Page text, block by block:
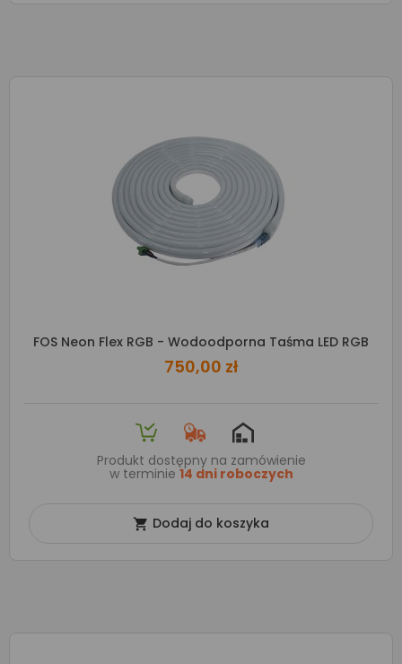
FOS Neon Flex RGB - Wodoodporna Taśma LED RGB
750,00 zł
Produkt dostępny na zamówienie
w terminie 14 dni roboczych
 Dodaj do koszyka